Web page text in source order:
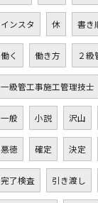
インスタ 休 書き
働く 働き方 ２
一級管工事施工管理技士
一般 小説 沢山
悪徳 確定 決定
完了検査 引き渡し